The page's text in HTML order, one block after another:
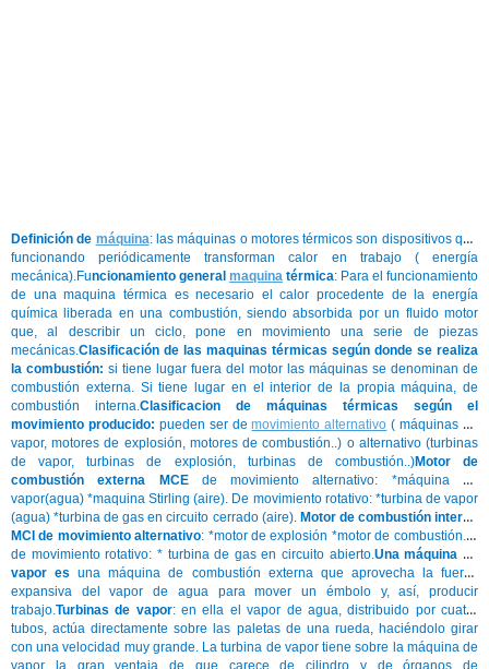
Definición de máquina: las máquinas o motores térmicos son dispositivos que
funcionando periódicamente transforman calor en trabajo ( energía
mecánica).Funcionamiento general maquina térmica: Para el funcionamiento
de una maquina térmica es necesario el calor procedente de la energía
química liberada en una combustión, siendo absorbida por un fluido motor
que, al describir un ciclo, pone en movimiento una serie de piezas
mecánicas.Clasificación de las maquinas térmicas según donde se realiza
la combustión: si tiene lugar fuera del motor las máquinas se denominan de
combustión externa. Si tiene lugar en el interior de la propia máquina, de
combustión interna.Clasificacion de máquinas térmicas según el
movimiento producido: pueden ser demovimiento alternativo ( máquinas de
vapor, motores de explosión, motores de combustión..) o alternativo (turbinas
de vapor, turbinas de explosión, turbinas de combustión..)Motor de
combustión externa MCE de movimiento alternativo: *máquina de
vapor(agua) *maquina Stirling (aire). De movimiento rotativo: *turbina de vapor
(agua) *turbina de gas en circuito cerrado (aire). Motor de combustión interna
MCI de movimiento alternativo: *motor de explosión *motor de combustión. Y
de movimiento rotativo: * turbina de gas en circuito abierto.Una máquina de
vapor esuna máquina de combustión externa que aprovecha la fuerza
expansiva del vapor de agua para mover un émbolo y, así, producir
trabajo.Turbinas de vapor: en ella el vapor de agua, distribuido por cuatro
tubos, actúa directamente sobre las paletas de una rueda, haciéndolo girar
con una velocidad muy grande. La turbina de vapor tiene sobre la máquina de
vapor la gran ventaja de que carece de cilindro y de órganos de